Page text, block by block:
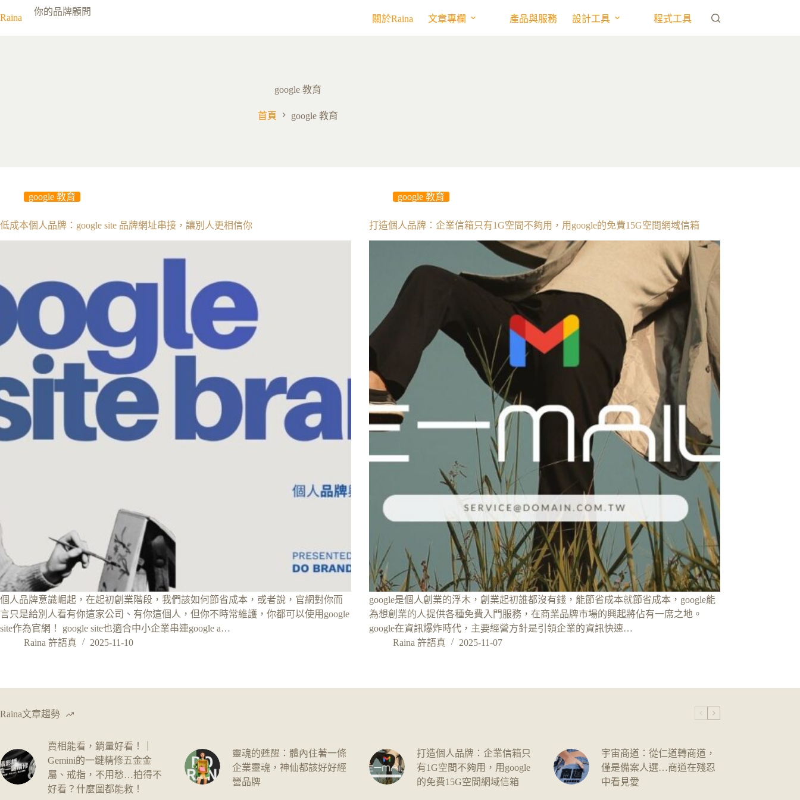
至
主
Raina
你的品牌顧問
關於Raina 文章專欄 產品與服務 設計工具 程式工具
google 教育
首頁 google 教育
google 教育
低成本個人品牌：google site 品牌網址串接，讓別人更相信你
個人品牌意識崛起，在起初創業階段，我們該如何節省成本，或者說，官網對你而
言只是給別人看有你這家公司、有你這個人，但你不時常維護，你都可以使用google
site作為官網！ google site也適合中小企業串連google a…
Raina 許語真
2025-11-10
google 教育
打造個人品牌：企業信箱只有1G空間不夠用，用google的免費15G空間網域信箱
google是個人創業的浮木，創業起初誰都沒有錢，能節省成本就節省成本，google能
為想創業的人提供各種免費入門服務，在商業品牌市場的興起將佔有一席之地。
google在資訊爆炸時代，主要經營方針是引領企業的資訊快速…
Raina 許語真
2025-11-07
Raina文章趨勢
賣相能看，銷量好看！｜
Gemini的一鍵精修五金金
屬、戒指，不用愁…拍得不
好看？什麼圖都能救！
靈魂的甦醒：體內住著一條
企業靈魂，神仙都該好好經
營品牌
打造個人品牌：企業信箱只
有1G空間不夠用，用google
的免費15G空間網域信箱
宇宙商道：從仁道轉商道，
僅是備案人選…商道在殘忍
中看見愛